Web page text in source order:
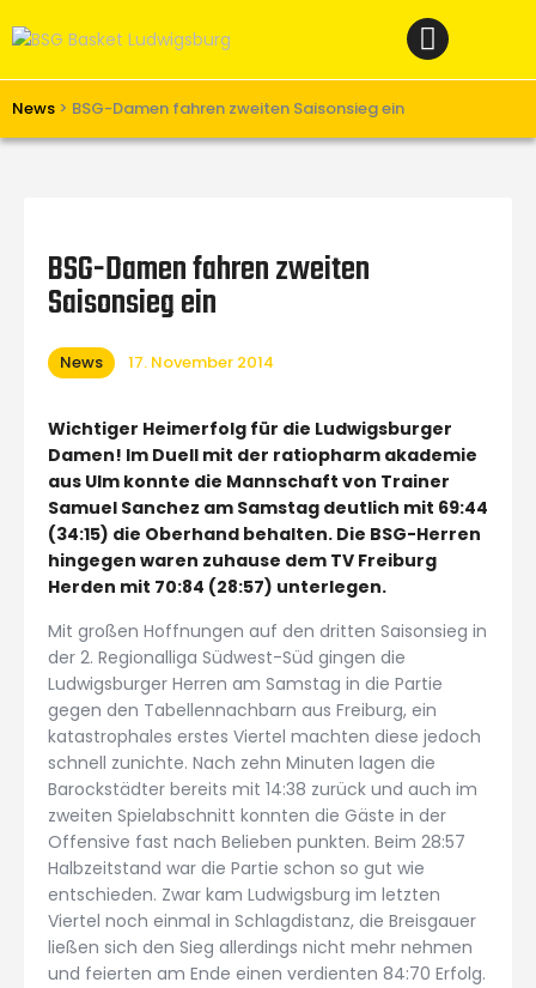
News > BSG-Damen fahren zweiten Saisonsieg ein
Verein
Unterstützen
BSG-Damen fahren zweiten
Saisonsieg ein
News 17. November 2014
Wichtiger Heimerfolg für die Ludwigsburger
Damen! Im Duell mit der ratiopharm akademie
aus Ulm konnte die Mannschaft von Trainer
Samuel Sanchez am Samstag deutlich mit 69:44
(34:15) die Oberhand behalten. Die BSG-Herren
hingegen waren zuhause dem TV Freiburg
Herden mit 70:84 (28:57) unterlegen.
Mit großen Hoffnungen auf den dritten Saisonsieg in
der 2. Regionalliga Südwest-Süd gingen die
Ludwigsburger Herren am Samstag in die Partie
gegen den Tabellennachbarn aus Freiburg, ein
katastrophales erstes Viertel machten diese jedoch
schnell zunichte. Nach zehn Minuten lagen die
Barockstädter bereits mit 14:38 zurück und auch im
zweiten Spielabschnitt konnten die Gäste in der
Offensive fast nach Belieben punkten. Beim 28:57
Halbzeitstand war die Partie schon so gut wie
entschieden. Zwar kam Ludwigsburg im letzten
Viertel noch einmal in Schlagdistanz, die Breisgauer
ließen sich den Sieg allerdings nicht mehr nehmen
und feierten am Ende einen verdienten 84:70 Erfolg.